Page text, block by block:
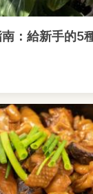
：給新手的5